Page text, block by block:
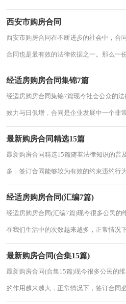
履行义务。那么制定合同书有什么需要注
西安市购房合同
西安市购房合同在不断进步的社会中，合
合同也是最有效的法律依据之一。那么一
是小编收集整理的西安市购房合同，欢迎
经适房购房合同集锦7篇
经适房购房合同集锦7篇现今社会公众的
效力与日俱增，合同是企业发展中一个非
到底应如何拟定合同呢？下面是小编帮大
最新购房合同精选15篇
最新购房合同精选15篇随着法律知识的普
多，签订合同能够较为有效的约束违约行
有不同的目的，以下是小编为大家整理的
经适房购房合同(汇编7篇)
经适房购房合同(汇编7篇)现今很多公民的
在我们生活中的次数越来越多，正常情况
式。那么相关的合同到底怎么写呢？以下
最新购房合同(合集15篇)
最新购房合同(合集15篇)现今很多公民的
的作用越来越大，正常情况下，签订合同